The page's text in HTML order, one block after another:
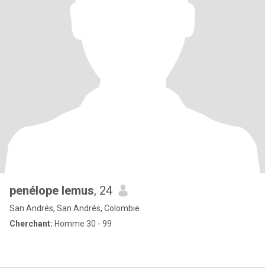
penélope lemus, 24
San Andrés, San Andrés, Colombie
Cherchant: Homme 30 - 99